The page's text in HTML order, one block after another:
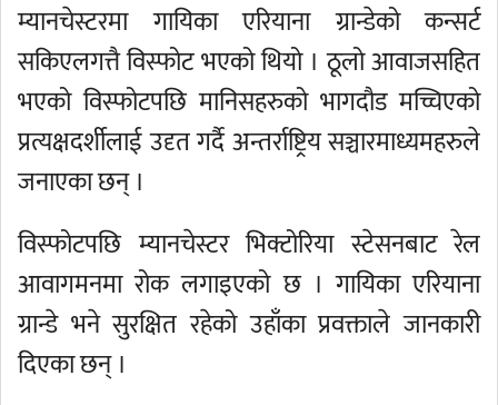
म्यानचेस्टरमा गायिका एरियाना ग्रान्डेको कन्सर्ट
सकिएलगत्तै विस्फोट भएको थियो । ठूलो आवाजसहित
भएको विस्फोटपछि मानिसहरुको भागदौड मच्चिएको
प्रत्यक्षदर्शीलाई उदृत गर्दै अन्तर्राष्ट्रिय सञ्चारमाध्यमहरुले
जनाएका छन् ।
विस्फोटपछि म्यानचेस्टर भिक्टोरिया स्टेसनबाट रेल
आवागमनमा रोक लगाइएको छ । गायिका एरियाना
ग्रान्डे भने सुरक्षित रहेको उहाँका प्रवक्ताले जानकारी
दिएका छन् ।